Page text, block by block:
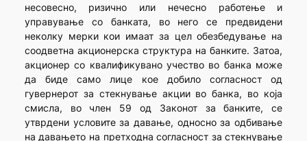
несовесно, ризично или нечесно работење и
управување со банката, во него се предвидени
неколку мерки кои имаат за цел обезбедување на
соодветна акционерска структура на банките. Затоа,
акционер со квалификувано учество во банка може
да биде само лице кое добило согласност од
гувернерот за стекнување акции во банка, во која
смисла, во член 59 од Законот за банките, се
утврдени условите за давање, односно за одбивање
на давањето на претходна согласност за стекнување